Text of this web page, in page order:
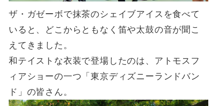
ザ・ガゼーボで抹茶のシェイブアイスを食べて
いると、どこからともなく笛や太鼓の音が聞こ
えてきました。
和テイストな衣装で登場したのは、アトモスフ
ィアショーの一つ「東京ディズニーランドバン
ド」の皆さん。